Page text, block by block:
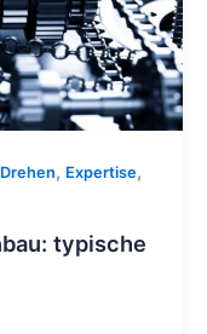
Drehen, Expertise,
typische